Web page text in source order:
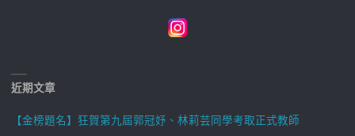
近期文章
【金榜題名】狂賀第九屆郭冠妤、林莉芸同學考取正式教師